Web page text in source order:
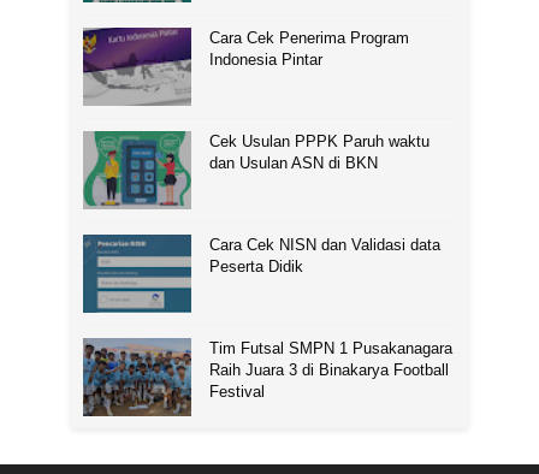
Cara Cek Penerima Program
Indonesia Pintar
Cek Usulan PPPK Paruh waktu
dan Usulan ASN di BKN
Cara Cek NISN dan Validasi data
Peserta Didik
Tim Futsal SMPN 1 Pusakanagara
Raih Juara 3 di Binakarya Football
Festival